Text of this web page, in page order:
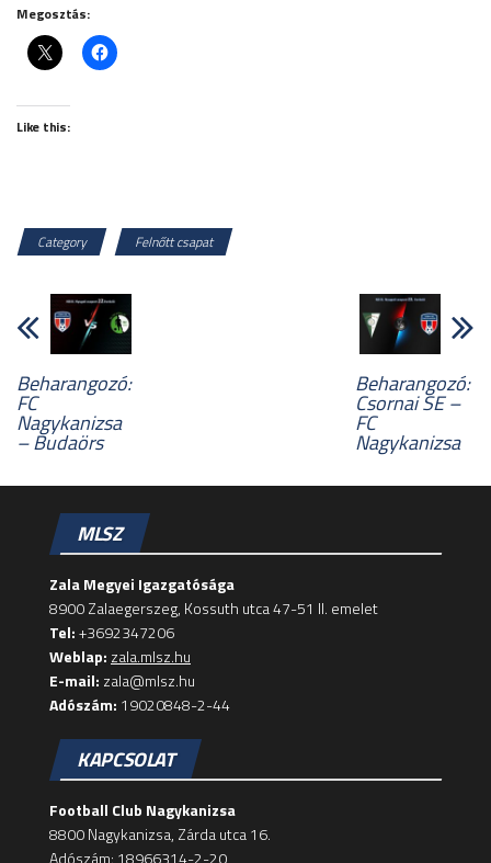
Megosztás:
Like this:
Category Felnőtt csapat
Beharangozó:
FC
Nagykanizsa
– Budaörs
Beharangozó:
Csornai SE –
FC
Nagykanizsa
MLSZ
Zala Megyei Igazgatósága
8900 Zalaegerszeg, Kossuth utca 47-51 II. emelet
Tel:+3692347206
Weblap: zala.mlsz.hu
E-mail: zala@mlsz.hu
Adószám: 19020848-2-44
KAPCSOLAT
Football Club Nagykanizsa
8800 Nagykanizsa, Zárda utca 16.
Adószám: 18966314-2-20